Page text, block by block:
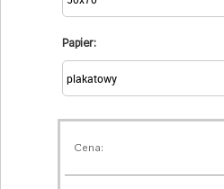
Papier:
Cena: